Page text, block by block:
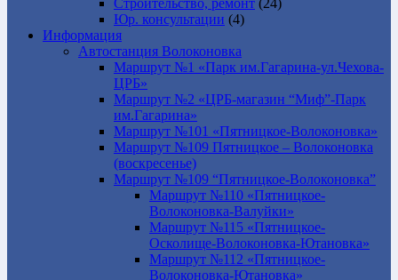
Строительство, ремонт (24)
Юр. консультации (4)
Информация
Автостанция Волоконовка
Маршрут №1 «Парк им.Гагарина-ул.Чехова-
ЦРБ»
Маршрут №2 «ЦРБ-магазин “Миф”-Парк
им.Гагарина»
Маршрут №101 «Пятницкое-Волоконовка»
Маршрут №109 Пятницкое – Волоконовка
(воскресенье)
Маршрут №109 “Пятницкое-Волоконовка”
Маршрут №110 «Пятницкое-
Волоконовка-Валуйки»
Маршрут №115 «Пятницкое-
Осколище-Волоконовка-Ютановка»
Маршрут №112 «Пятницкое-
Волоконовка-Ютановка»